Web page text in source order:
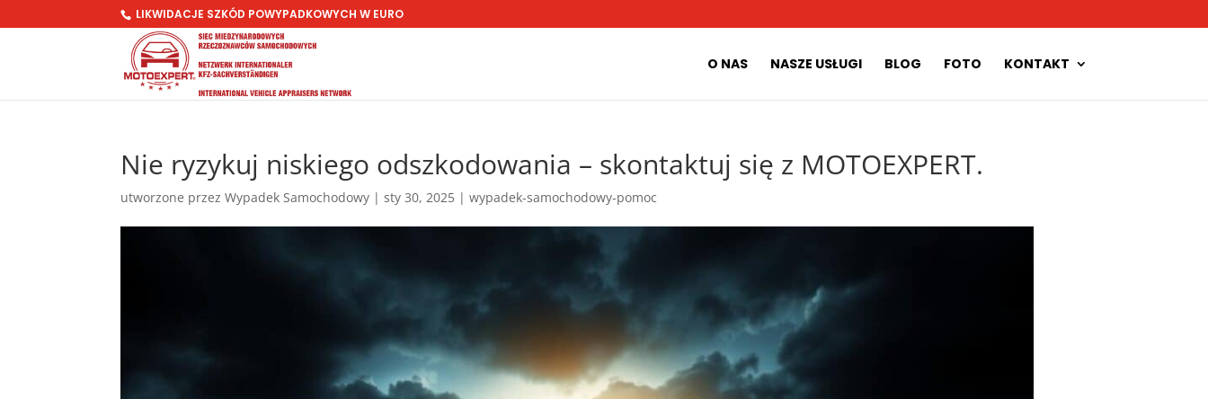
LIKWIDACJE SZKÓD POWYPADKOWYCH W EURO
O NAS NASZE USŁUGI BLOG FOTO KONTAKT
Nie ryzykuj niskiego odszkodowania – skontaktuj się z MOTOEXPERT.
utworzone przezWypadek Samochodowy |sty 30, 2025 |wypadek-samochodowy-pomoc